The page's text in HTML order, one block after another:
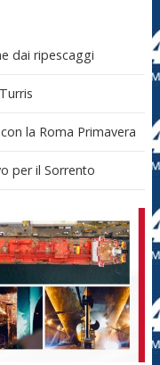
dai ripescaggi
la Roma Primavera
per il Sorrento